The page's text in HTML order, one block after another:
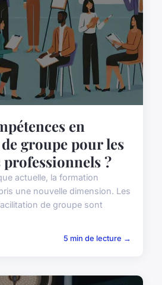
en
groupe pour les
?
actuelle, la formation
une nouvelle dimension. Les
de groupe sont
5 min de lecture →